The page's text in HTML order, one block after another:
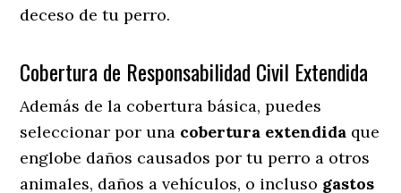
deceso de tu perro.
Cobertura de Responsabilidad Civil Extendida
Además de la cobertura básica, puedes
seleccionar por una cobertura extendida que
englobe daños causados por tu perro a otros
animales, daños a vehículos, o incluso gastos